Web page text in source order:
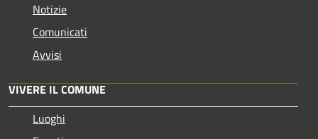
Notizie
Comunicati
Avvisi
VIVERE IL COMUNE
Luoghi